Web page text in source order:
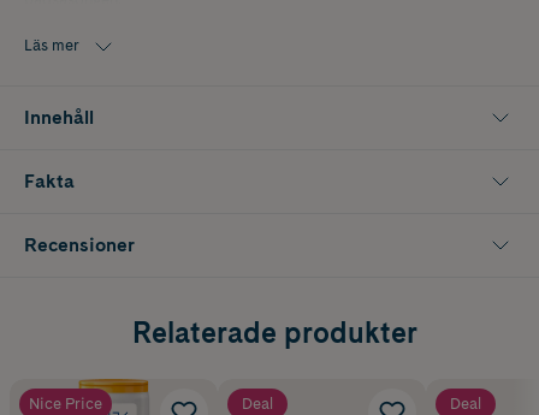
Storlek: 22/23
Läs mer
Innehåll
Fakta
Recensioner
Relaterade produkter
Nice Price Deal Deal